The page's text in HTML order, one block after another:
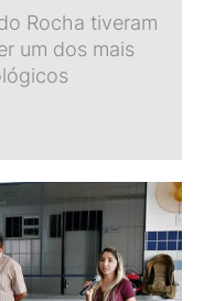
Rocha tiveram
um dos mais